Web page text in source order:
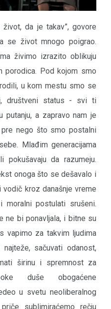
da je takav”, govore
se život mnogo poigrao.
živimo izrazito oblikuju
porodica. Pod kojom smo
u kom mestu smo se
društveni status - svi ti
putanju, a zapravo nam je
nego što smo postalni
Mlađim generacijama
pokušavaju da razumeju.
onoga što se dešavalo i
kroz današnje vreme
postulati srušeni.
ne bi ponavljala, i bitne su
vapimo za takvim ljudima
sačuvati odanost,
širinu i spremnost za
duše obogaćene
u svetu neoliberalnog
sublimiraćemo rečju